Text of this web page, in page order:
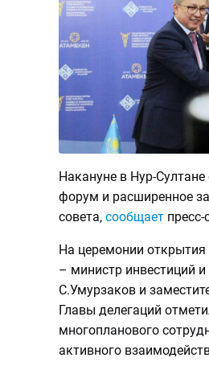
Накануне в Нур-Cултане
форум и расширенное
совета, сообщает
На церемонии открытия
– министр инвестиций
С.Умурзаков и
Главы делегаций
многопланового
активного